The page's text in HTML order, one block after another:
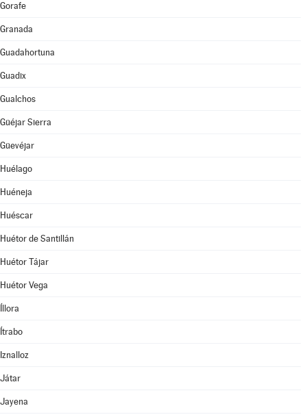
Gorafe
Granada
Guadahortuna
Guadix
Gualchos
Güéjar Sierra
Güevéjar
Huélago
Huéneja
Huéscar
Huétor de Santillán
Huétor Tájar
Huétor Vega
Íllora
Ítrabo
Iznalloz
Játar
Jayena